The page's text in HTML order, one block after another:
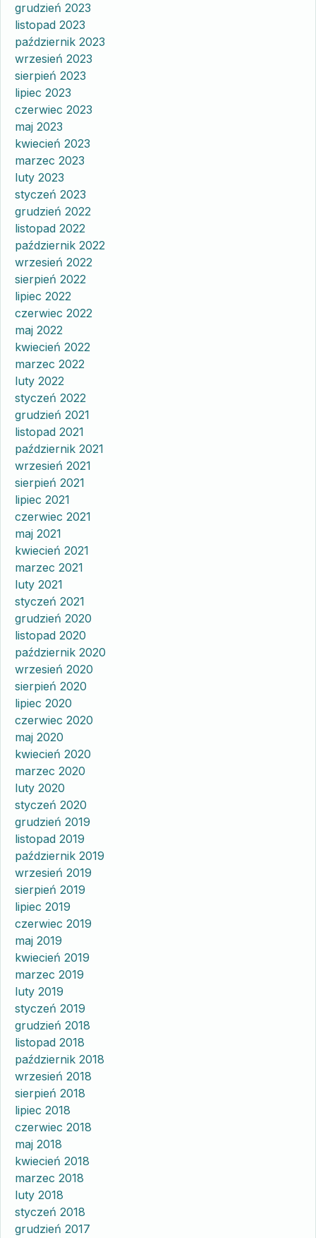
grudzień 2023
listopad 2023
październik 2023
wrzesień 2023
sierpień 2023
lipiec 2023
czerwiec 2023
maj 2023
kwiecień 2023
marzec 2023
luty 2023
styczeń 2023
grudzień 2022
listopad 2022
październik 2022
wrzesień 2022
sierpień 2022
lipiec 2022
czerwiec 2022
maj 2022
kwiecień 2022
marzec 2022
luty 2022
styczeń 2022
grudzień 2021
listopad 2021
październik 2021
wrzesień 2021
sierpień 2021
lipiec 2021
czerwiec 2021
maj 2021
kwiecień 2021
marzec 2021
luty 2021
styczeń 2021
grudzień 2020
listopad 2020
październik 2020
wrzesień 2020
sierpień 2020
lipiec 2020
czerwiec 2020
maj 2020
kwiecień 2020
marzec 2020
luty 2020
styczeń 2020
grudzień 2019
listopad 2019
październik 2019
wrzesień 2019
sierpień 2019
lipiec 2019
czerwiec 2019
maj 2019
kwiecień 2019
marzec 2019
luty 2019
styczeń 2019
grudzień 2018
listopad 2018
październik 2018
wrzesień 2018
sierpień 2018
lipiec 2018
czerwiec 2018
maj 2018
kwiecień 2018
marzec 2018
luty 2018
styczeń 2018
grudzień 2017